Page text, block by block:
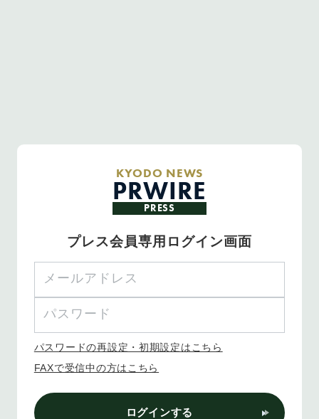
KYODO NEWS
PRWIRE
PRESS
プレス会員専用ログイン画面
パスワードの再設定・初期設定はこちら
FAXで受信中の方はこちら
ログインする